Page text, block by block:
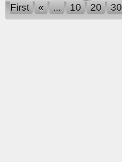
First
« ... 10 20 30